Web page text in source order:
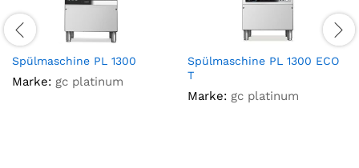
Spülmaschine PL 1300
Marke: gc platinum
Spülmaschine PL 1300 ECO
T
Marke: gc platinum